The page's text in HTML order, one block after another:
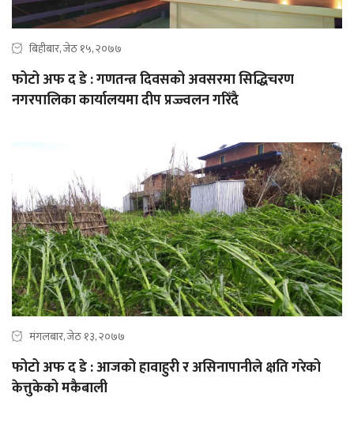
बिहीबार, जेठ १५, २०७७
फोटो अफ द डे : गणतन्त्र दिवसको अवसरमा सिद्धिचरण
नगरपालिका कार्यालयमा दीप प्रज्ज्वलन गरिँदै
मंगलबार, जेठ १३, २०७७
फोटो अफ द डे : आजको हावाहुरी र असिनापानीले क्षति गरेको
केत्तुकेको मकैबाली